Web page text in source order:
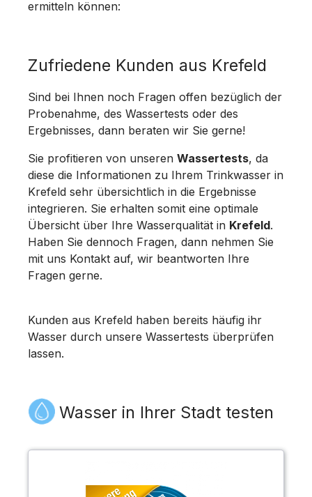
ermitteln können:
Zufriedene Kunden aus Krefeld
Sind bei Ihnen noch Fragen offen bezüglich der
Probenahme, des Wassertests oder des
Ergebnisses, dann beraten wir Sie gerne!
Sie profitieren von unseren Wassertests, da
diese die Informationen zu Ihrem Trinkwasser in
Krefeld sehr übersichtlich in die Ergebnisse
integrieren. Sie erhalten somit eine optimale
Übersicht über Ihre Wasserqualität in Krefeld.
Haben Sie dennoch Fragen, dann nehmen Sie
mit uns Kontakt auf, wir beantworten Ihre
Fragen gerne.
Kunden aus Krefeld haben bereits häufig ihr
Wasser durch unsere Wassertests überprüfen
lassen.
Wasser in Ihrer Stadt testen